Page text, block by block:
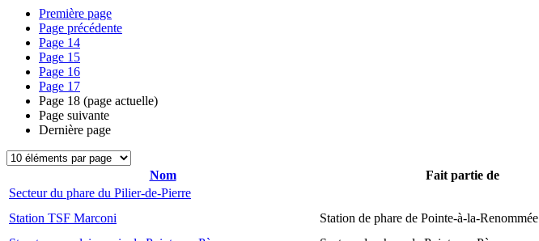
Première page
Page précédente
Page 14
Page 15
Page 16
Page 17
Page 18 (page actuelle)
Page suivante
Dernière page
Nom Fait partie de
Secteur du phare du Pilier-de-Pierre
Station TSF Marconi
Station de phare de Pointe-à-la-Renommée